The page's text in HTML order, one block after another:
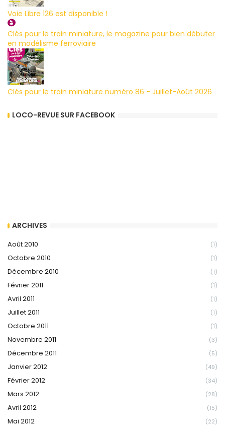
Voie Libre 126 est disponible !
Clés pour le train miniature, le magazine pour bien débuter
en modélisme ferroviaire
Clés pour le train miniature numéro 86 - Juillet-Août 2026
LOCO-REVUE SUR FACEBOOK
ARCHIVES
Août 2010 (1)
Octobre 2010 (1)
Décembre 2010 (1)
Février 2011 (1)
Avril 2011 (1)
Juillet 2011 (1)
Octobre 2011 (1)
Novembre 2011 (3)
Décembre 2011 (5)
Janvier 2012 (49)
Février 2012 (34)
Mars 2012 (28)
Avril 2012 (15)
Mai 2012 (22)